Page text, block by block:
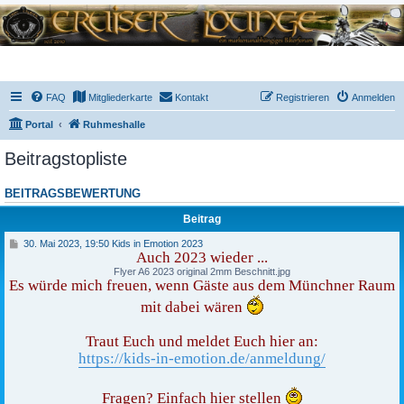
FAQ Mitgliederkarte Kontakt Anmelden
Registrieren
Portal Ruhmeshalle
Beitragstopliste
BEITRAGSBEWERTUNG
Beitrag
3
a
30. Mai 2023, 19:50 Kids in Emotion 2023
Auch 2023 wieder ...
Flyer A6 2023 original 2mm Beschnitt.jpg
Es würde mich freuen, wenn Gäste aus dem Münchner Raum
mit dabei wären
Traut Euch und meldet Euch hier an:
https://kids-in-emotion.de/anmeldung/
Fragen? Einfach hier stellen